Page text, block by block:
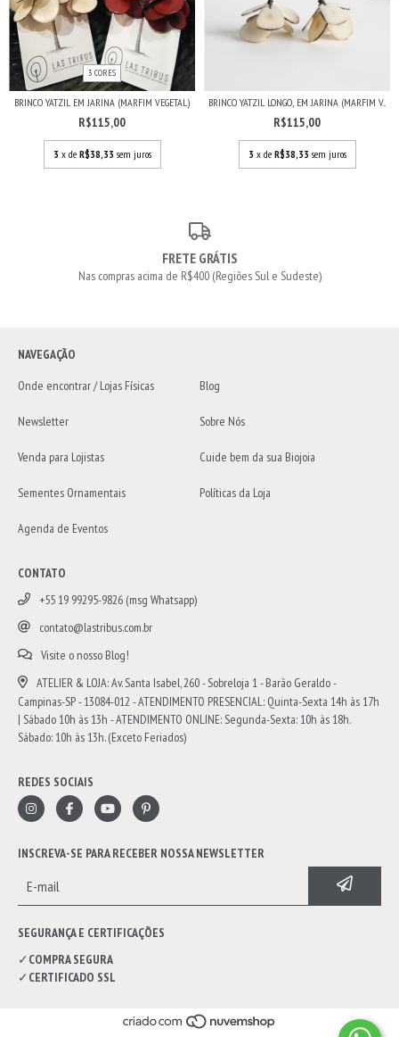
3 CORES
BRINCO YATZIL EM JARINA (MARFIM VEGETAL)
R$115,00
3 x de R$38,33 sem juros
BRINCO YATZIL LONGO, EM JARINA (MARFIM V...
R$115,00
3 x de R$38,33 sem juros
FRETE GRÁTIS
Nas compras acima de R$400 (Regiões Sul e Sudeste)
NAVEGAÇÃO
Onde encontrar / Lojas Físicas
Blog
Newsletter Sobre Nós
Venda para Lojistas Cuide bem da sua Biojoia
Sementes Ornamentais Políticas da Loja
Agenda de Eventos
CONTATO
+55 19 99295-9826 (msg Whatsapp)
contato@lastribus.com.br
Visite o nosso Blog!
ATELIER & LOJA: Av. Santa Isabel, 260 - Sobreloja 1 - Barão Geraldo -
Campinas-SP - 13084-012 - ATENDIMENTO PRESENCIAL: Quinta-Sexta 14h às 17h
| Sábado 10h às 13h - ATENDIMENTO ONLINE: Segunda-Sexta: 10h às 18h.
Sábado: 10h às 13h. (Exceto Feriados)
REDES SOCIAIS
INSCREVA-SE PARA RECEBER NOSSA NEWSLETTER
SEGURANÇA E CERTIFICAÇÕES
✓ COMPRA SEGURA
✓ CERTIFICADO SSL